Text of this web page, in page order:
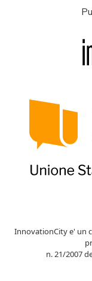
InnovationCity e' un
n. 21/2007